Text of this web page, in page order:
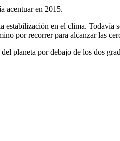
acentuar en 2015.
estabilización en el clima. Todavía
por recorrer para alcanzar las
planeta por debajo de los dos